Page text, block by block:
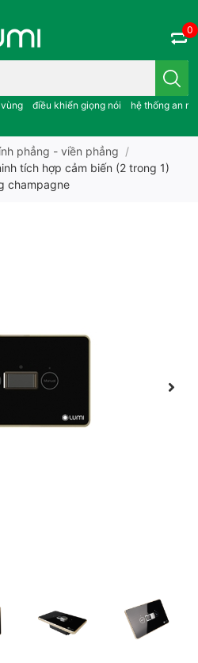
ứng..; âm thanh đa vùng ; điều
điều khiển giọng nói hệ thống an
0
phẳng - viền phẳng /
tích hợp cảm biến (2 trong 1)
champagne
tích hợp cảm biến (2 trong 1)
thang thông minh tích hợp cảm
Công tắc cầu thang thông
Công tắc cầu